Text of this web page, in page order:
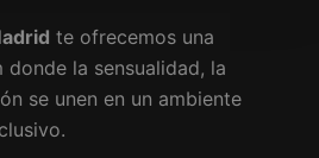
te ofrecemos una
donde la sensualidad, la
se unen en un ambiente